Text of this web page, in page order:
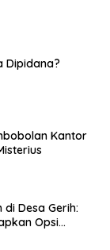
Dipidana?
Kantor
Desa Gerih:
Opsi